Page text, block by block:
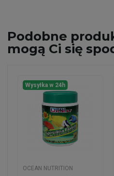
Podobne
mogą Ci się
Wysyłka w 24h
OCEAN NUTRITION